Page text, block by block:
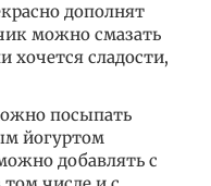
дополнят
можно смазать
сладости,
посыпать
йогуртом
добавлять с